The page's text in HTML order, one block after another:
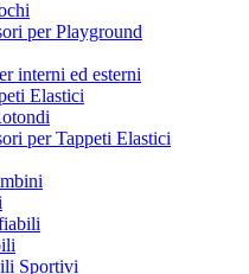
per Playground
interni ed esterni
Elastici
per Tappeti Elastici
Sportivi